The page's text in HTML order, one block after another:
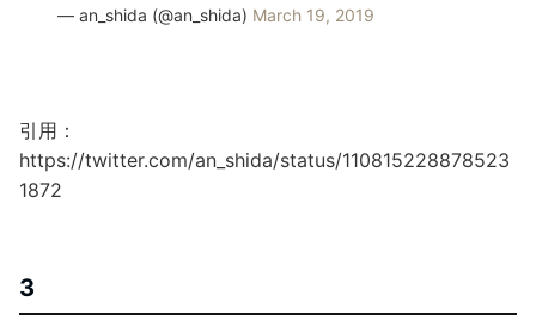
— an_shida (@an_shida) March 19, 2019
引用：
https://twitter.com/an_shida/status/110815228878523
1872
3